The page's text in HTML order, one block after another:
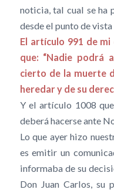
noticia, tal cual se ha
desde el punto de
El artículo 991 de
que: “Nadie podrá
cierto de la muerte
heredar y de su
Y el artículo 1008
deberá hacerse ante
Lo que ayer hizo
es emitir un
informaba de su
Don Juan Carlos, su